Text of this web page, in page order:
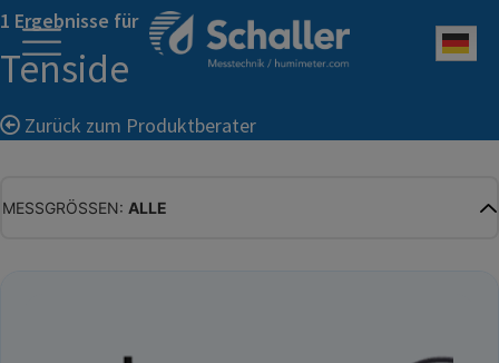
1 Ergebnisse für
Tenside
Zurück zum Produktberater
MESSGRÖSSEN: ALLE